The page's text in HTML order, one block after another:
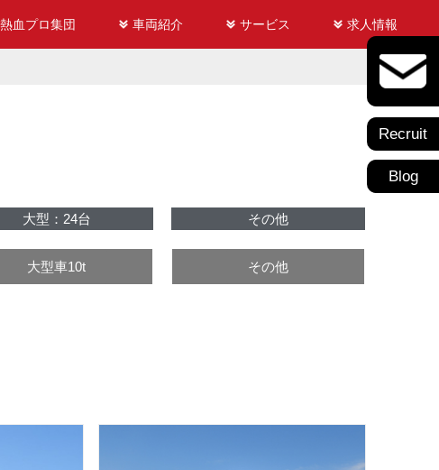
熱血プロ集団 車両紹介 サービス 求人情報
Recruit
Blog
大型：24台
大型車10t
その他
その他